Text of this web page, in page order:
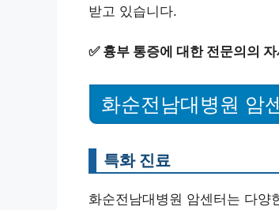
받고 있습니다.
✅ 흉부 통증에 대한 전문의의
화순전남대병원 암
특화 진료
화순전남대병원 암센터는 다양